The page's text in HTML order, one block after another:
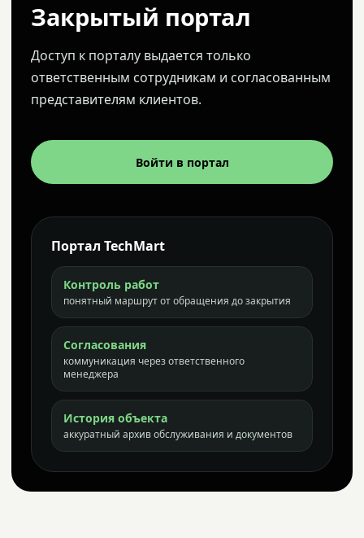
Закрытый портал
Доступ к порталу выдается только
ответственным сотрудникам и согласованным
представителям клиентов.
Войти в портал
Портал TechMart
Контроль работ
понятный маршрут от обращения до закрытия
Согласования
коммуникация через ответственного
менеджера
История объекта
аккуратный архив обслуживания и документов